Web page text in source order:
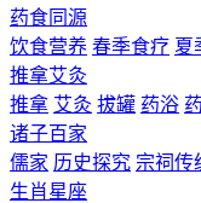
药食同源
饮食营养 春季食疗 夏
推拿艾灸
推拿 艾灸 拔罐 药浴
诸子百家
儒家 历史探究 宗祠传
生肖星座